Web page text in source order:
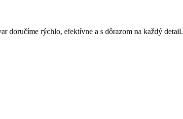
doručíme rýchlo, efektívne a s dôrazom na každý detail.